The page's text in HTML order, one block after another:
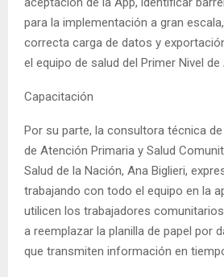
para la implementación a gran
correcta carga de datos y
el equipo de salud del Primer Nivel de
Capacitación
Por su parte, la consultora técnica
de Atención Primaria y Salud
Salud de la Nación, Ana Biglieri,
trabajando con todo el equipo en la
utilicen los trabajadores
a reemplazar la planilla de papel por
que transmiten información en